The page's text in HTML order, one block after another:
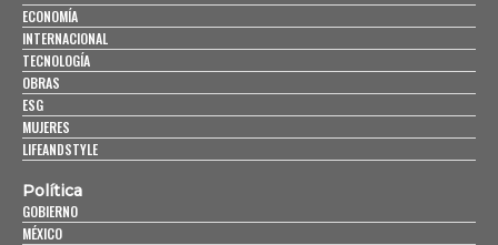
ECONOMÍA
INTERNACIONAL
TECNOLOGÍA
OBRAS
ESG
MUJERES
LIFEANDSTYLE
Política
GOBIERNO
MÉXICO